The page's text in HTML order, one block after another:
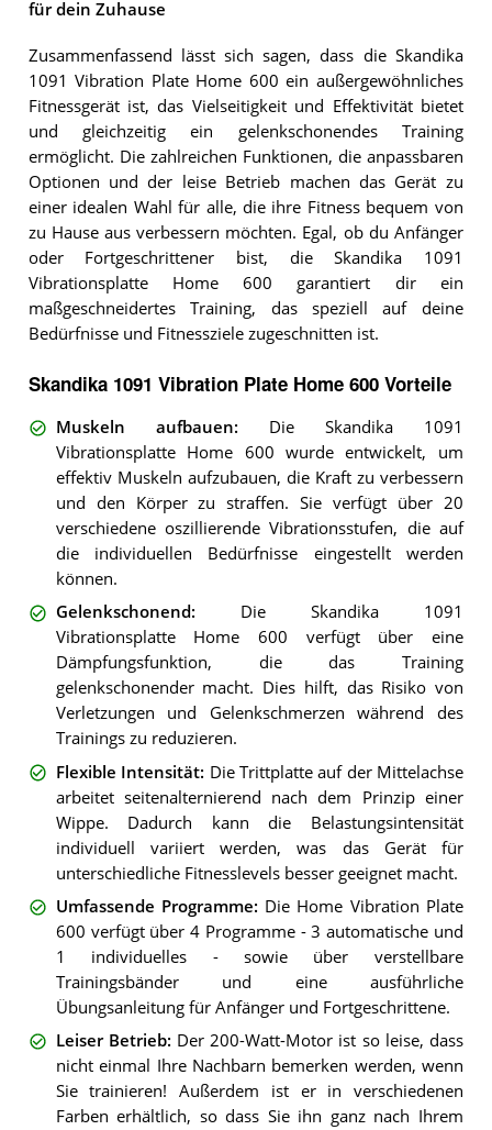
für dein Zuhause
Zusammenfassend lässt sich sagen, dass die Skandika
1091 Vibration Plate Home 600 ein außergewöhnliches
Fitnessgerät ist, das Vielseitigkeit und Effektivität bietet
und gleichzeitig ein gelenkschonendes Training
ermöglicht. Die zahlreichen Funktionen, die anpassbaren
Optionen und der leise Betrieb machen das Gerät zu
einer idealen Wahl für alle, die ihre Fitness bequem von
zu Hause aus verbessern möchten. Egal, ob du Anfänger
oder Fortgeschrittener bist, die Skandika 1091
Vibrationsplatte Home 600 garantiert dir ein
maßgeschneidertes Training, das speziell auf deine
Bedürfnisse und Fitnessziele zugeschnitten ist.
Skandika 1091 Vibration Plate Home 600 Vorteile
Muskeln aufbauen: Die Skandika 1091
Vibrationsplatte Home 600 wurde entwickelt, um
effektiv Muskeln aufzubauen, die Kraft zu verbessern
und den Körper zu straffen. Sie verfügt über 20
verschiedene oszillierende Vibrationsstufen, die auf
die individuellen Bedürfnisse eingestellt werden
können.
Gelenkschonend: Die Skandika 1091
Vibrationsplatte Home 600 verfügt über eine
Dämpfungsfunktion, die das Training
gelenkschonender macht. Dies hilft, das Risiko von
Verletzungen und Gelenkschmerzen während des
Trainings zu reduzieren.
Flexible Intensität: Die Trittplatte auf der Mittelachse
arbeitet seitenalternierend nach dem Prinzip einer
Wippe. Dadurch kann die Belastungsintensität
individuell variiert werden, was das Gerät für
unterschiedliche Fitnesslevels besser geeignet macht.
Umfassende Programme: Die Home Vibration Plate
600 verfügt über 4 Programme - 3 automatische und
1 individuelles - sowie über verstellbare
Trainingsbänder und eine ausführliche
Übungsanleitung für Anfänger und Fortgeschrittene.
Leiser Betrieb: Der 200-Watt-Motor ist so leise, dass
nicht einmal Ihre Nachbarn bemerken werden, wenn
Sie trainieren! Außerdem ist er in verschiedenen
Farben erhältlich, so dass Sie ihn ganz nach Ihrem